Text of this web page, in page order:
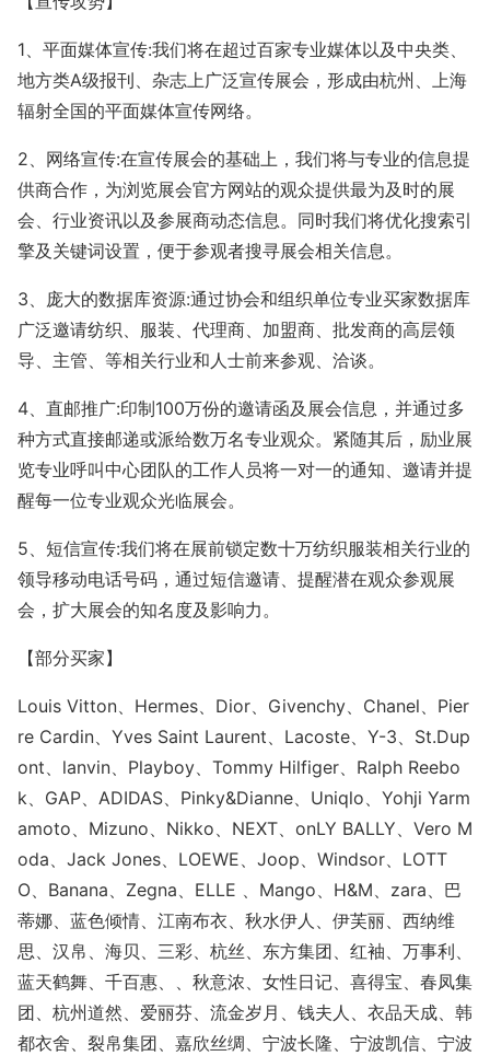
1、平面媒体宣传:我们将在超过百家专业媒体以及中央类、
地方类A级报刊、杂志上广泛宣传展会，形成由杭州、上海
辐射全国的平面媒体宣传网络。
2、网络宣传:在宣传展会的基础上，我们将与专业的信息提
供商合作，为浏览展会官方网站的观众提供最为及时的展
会、行业资讯以及参展商动态信息。同时我们将优化搜索引
擎及关键词设置，便于参观者搜寻展会相关信息。
3、庞大的数据库资源:通过协会和组织单位专业买家数据库
广泛邀请纺织、服装、代理商、加盟商、批发商的高层领
导、主管、等相关行业和人士前来参观、洽谈。
4、直邮推广:印制100万份的邀请函及展会信息，并通过多
种方式直接邮递或派给数万名专业观众。紧随其后，励业展
览专业呼叫中心团队的工作人员将一对一的通知、邀请并提
醒每一位专业观众光临展会。
5、短信宣传:我们将在展前锁定数十万纺织服装相关行业的
领导移动电话号码，通过短信邀请、提醒潜在观众参观展
会，扩大展会的知名度及影响力。
【部分买家】
Louis Vitton、Hermes、Dior、Givenchy、Chanel、Pier
re Cardin、Yves Saint Laurent、Lacoste、Y-3、St.Dup
ont、lanvin、Playboy、Tommy Hilfiger、Ralph Reebo
k、GAP、ADIDAS、Pinky&Dianne、Uniqlo、Yohji Yarm
amoto、Mizuno、Nikko、NEXT、onLY BALLY、Vero M
oda、Jack Jones、LOEWE、Joop、Windsor、LOTT
O、Banana、Zegna、ELLE 、Mango、H&M、zara、巴
蒂娜、蓝色倾情、江南布衣、秋水伊人、伊芙丽、西纳维
思、汉帛、海贝、三彩、杭丝、东方集团、红袖、万事利、
蓝天鹤舞、千百惠、、秋意浓、女性日记、喜得宝、春凤集
团、杭州道然、爱丽芬、流金岁月、钱夫人、衣品天成、韩
都衣舍、裂帛集团、嘉欣丝绸、宁波长隆、宁波凯信、宁波